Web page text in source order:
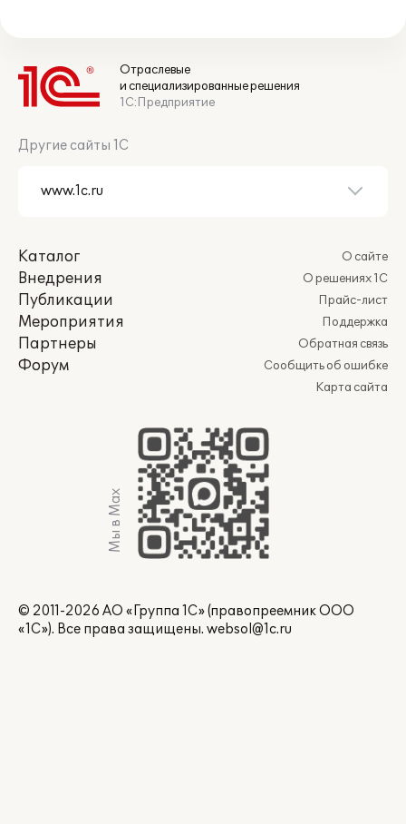
Отраслевые
и специализированные решения
1С:Предприятие
Другие сайты 1С
Каталог
Внедрения
Публикации
Мероприятия
Партнеры
Форум
О сайте
О решениях 1С
Прайс-лист
Поддержка
Обратная связь
Сообщить об ошибке
Карта сайта
Мы в Max
© 2011-2026 АО «Группа 1С» (правопреемник ООО
«1С»). Все права защищены. websol@1c.ru